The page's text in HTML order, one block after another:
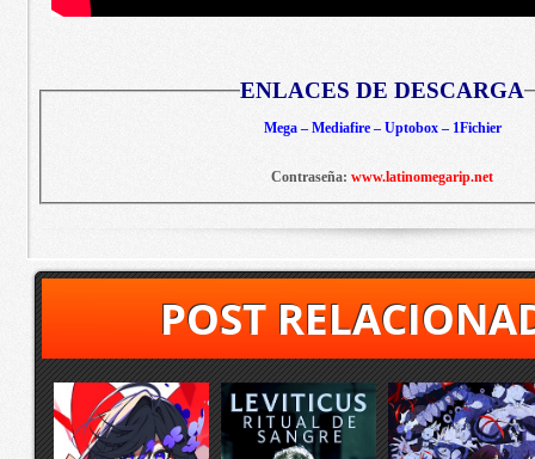
ENLACES DE DESCARGA
Mega – Mediafire – Uptobox – 1Fichier
Contraseña: www.latinomegarip.net
POST